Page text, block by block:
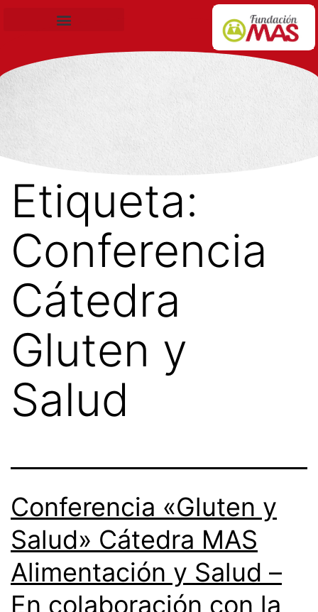
Etiqueta:
Conferencia
Cátedra
Gluten y
Salud
Conferencia «Gluten y
Salud» Cátedra MAS
Alimentación y Salud –
En colaboración con la